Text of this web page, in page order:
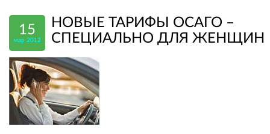
15
мар 2012
НОВЫЕ ТАРИФЫ ОСАГО –
СПЕЦИАЛЬНО ДЛЯ ЖЕНЩИН